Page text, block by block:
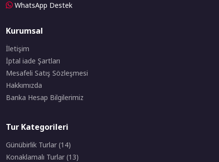
WhatsApp Destek
Kurumsal
İletişim
İptal iade Şartları
Mesafeli Satış Sözleşmesi
Hakkımızda
Banka Hesap Bilgilerimiz
Tur Kategorileri
Günübirlik Turlar (14)
Konaklamalı Turlar (13)